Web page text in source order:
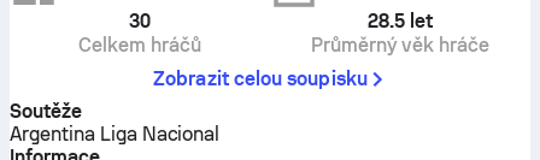
30
Celkem hráčů
28.5 let
Průměrný věk hráče
Zobrazit celou soupisku
Soutěže
Argentina Liga Nacional